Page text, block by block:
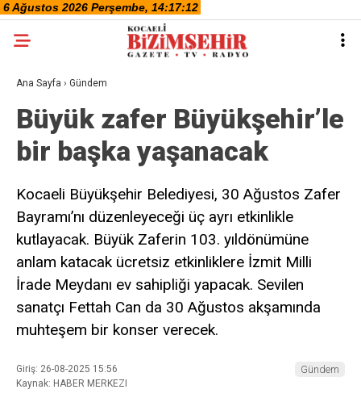
Ana Sayfa › Gündem
Büyük zafer Büyükşehir’le
bir başka yaşanacak
Kocaeli Büyükşehir Belediyesi, 30 Ağustos Zafer
Bayramı’nı düzenleyeceği üç ayrı etkinlikle
kutlayacak. Büyük Zaferin 103. yıldönümüne
anlam katacak ücretsiz etkinliklere İzmit Milli
İrade Meydanı ev sahipliği yapacak. Sevilen
sanatçı Fettah Can da 30 Ağustos akşamında
muhteşem bir konser verecek.
Giriş: 26-08-2025 15:56
Kaynak: HABER MERKEZI
Gündem